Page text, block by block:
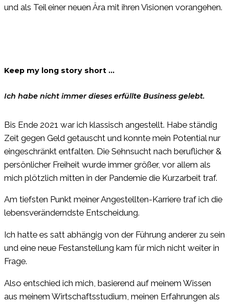
und als Teil einer neuen Ära mit ihren Visionen vorangehen.
Keep my long story short …
Ich habe nicht immer dieses erfüllte Business gelebt.
Bis Ende 2021 war ich klassisch angestellt. Habe ständig
Zeit gegen Geld getauscht und konnte mein Potential nur
eingeschränkt entfalten. Die Sehnsucht nach beruflicher &
persönlicher Freiheit wurde immer größer, vor allem als
mich plötzlich mitten in der Pandemie die Kurzarbeit traf.
Am tiefsten Punkt meiner Angestellten-Karriere traf ich die
lebensveränderndste Entscheidung.
Ich hatte es satt abhängig von der Führung anderer zu sein
und eine neue Festanstellung kam für mich nicht weiter in
Frage.
Also entschied ich mich, basierend auf meinem Wissen
aus meinem Wirtschaftsstudium, meinen Erfahrungen als